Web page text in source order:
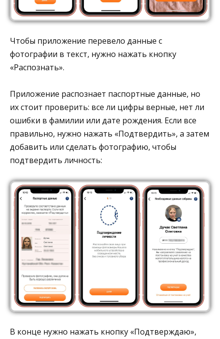
Чтобы приложение перевело данные с
фотографии в текст, нужно нажать кнопку
«Распознать».
Приложение распознает паспортные данные, но
их стоит проверить: все ли цифры верные, нет ли
ошибки в фамилии или дате рождения. Если все
правильно, нужно нажать «Подтвердить», а затем
добавить или сделать фотографию, чтобы
подтвердить личность:
В конце нужно нажать кнопку «Подтверждаю»,